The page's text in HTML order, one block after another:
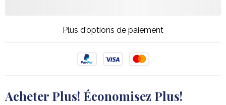
Plus d'options de paiement
Acheter Plus! Économisez Plus!